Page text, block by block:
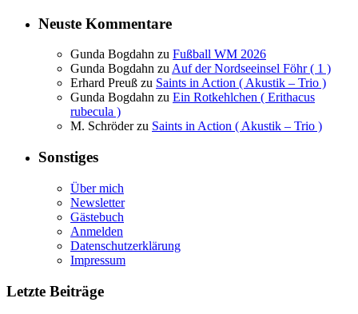
Neuste Kommentare
Gunda Bogdahn zu Fußball WM 2026
Gunda Bogdahn zuAuf der Nordseeinsel Föhr ( 1 )
Erhard Preuß zu Saints in Action ( Akustik – Trio )
Gunda Bogdahn zu Ein Rotkehlchen ( Erithacus
rubecula )
M. Schröderzu Saints in Action ( Akustik – Trio )
Sonstiges
Über mich
Newsletter
Gästebuch
Anmelden
Datenschutzerklärung
Impressum
Letzte Beiträge